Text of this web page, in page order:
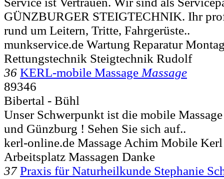
GÜNZBURGER STEIGTECHNIK. Ihr
rund um Leitern, Tritte, Fahrgerüste..
munkservice.de Wartung Reparatur
Rettungstechnik Steigtechnik Rudolf
36 KERL-mobile Massage Massage
89346
Bibertal - Bühl
Unser Schwerpunkt ist die mobile
und Günzburg ! Sehen Sie sich auf..
kerl-online.de Massage Achim Mobile
Arbeitsplatz Massagen Danke
37 Praxis für Naturheilkunde Stephanie